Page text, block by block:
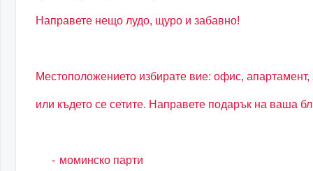
Направете нещо лудо, щуро и забавно!
Местоположението избирате вие: офис, апартамент,
или където се сетите. Направете подарък на ваша
моминско парти